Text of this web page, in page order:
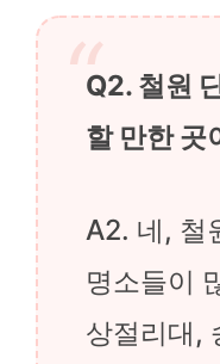
Q2. 철원
할 만한 곳
A2. 네, 철
명소들이
상절리대,